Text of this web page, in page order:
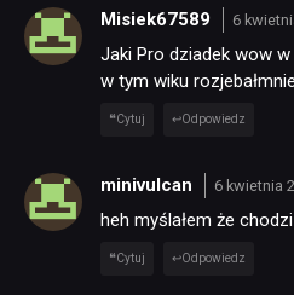
Misiek67589 6
Jaki Pro dziadek wow
w tym wiku
Cytuj Odpowiedz
minivulcan 6 kwietnia
heh myślałem że
Cytuj Odpowiedz